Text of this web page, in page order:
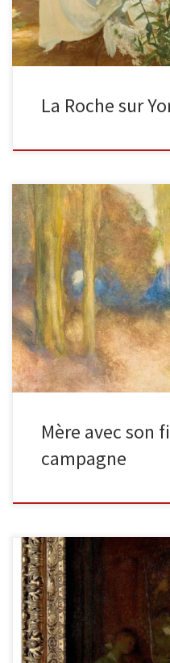
La Roche sur
Mère avec fils et chèvre dans
papier 79 x 57 cm signature
Mère avec son
campagne
Le jeune roi Huile sur
Cette scène de l’enfant roi […]